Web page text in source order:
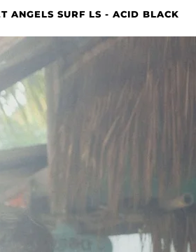
ANGELS SURF LS - ACID BLACK